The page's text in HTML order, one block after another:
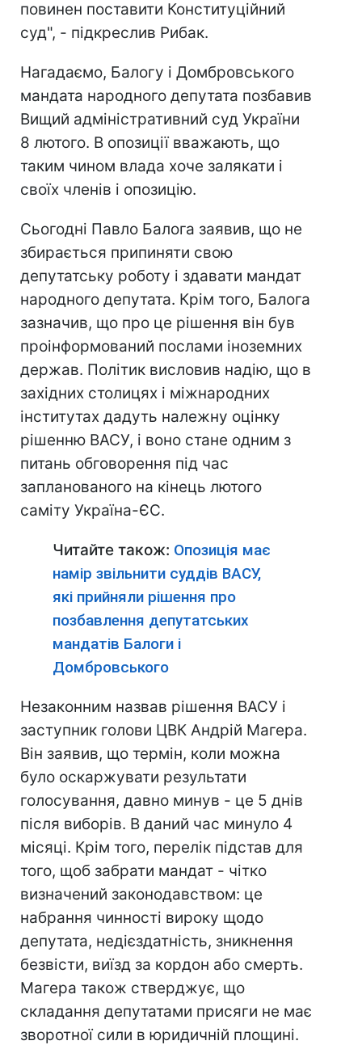
повинен поставити Конституційний
суд", - підкреслив Рибак.
Нагадаємо, Балогу і Домбровського
мандата народного депутата позбавив
Вищий адміністративний суд України
8 лютого. В опозиції вважають, що
таким чином влада хоче залякати і
своїх членів і опозицію.
Сьогодні Павло Балога заявив, що не
збирається припиняти свою
депутатську роботу і здавати мандат
народного депутата. Крім того, Балога
зазначив, що про це рішення він був
проінформований послами іноземних
держав. Політик висловив надію, що в
західних столицях і міжнародних
інститутах дадуть належну оцінку
рішенню ВАСУ, і воно стане одним з
питань обговорення під час
запланованого на кінець лютого
саміту Україна-ЄС.
Читайте також: Опозиція має
намір звільнити суддів ВАСУ,
які прийняли рішення про
позбавлення депутатських
мандатів Балоги і
Домбровського
Незаконним назвав рішення ВАСУ і
заступник голови ЦВК Андрій Магера.
Він заявив, що термін, коли можна
було оскаржувати результати
голосування, давно минув - це 5 днів
після виборів. В даний час минуло 4
місяці. Крім того, перелік підстав для
того, щоб забрати мандат - чітко
визначений законодавством: це
набрання чинності вироку щодо
депутата, недієздатність, зникнення
безвісти, виїзд за кордон або смерть.
Магера також стверджує, що
складання депутатами присяги не має
зворотної сили в юридичній площині.